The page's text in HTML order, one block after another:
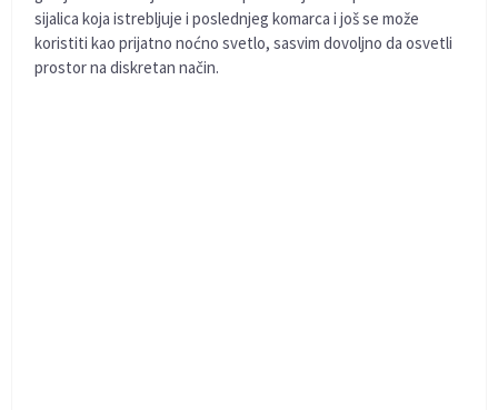
sijalica koja istrebljuje i poslednjeg komarca i još se može
koristiti kao prijatno noćno svetlo, sasvim dovoljno da osvetli
prostor na diskretan način.